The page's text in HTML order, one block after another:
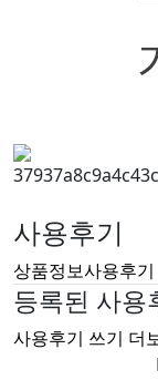
사용후기
상품정보사용후기
등록된 사용
사용후기 쓰기 더